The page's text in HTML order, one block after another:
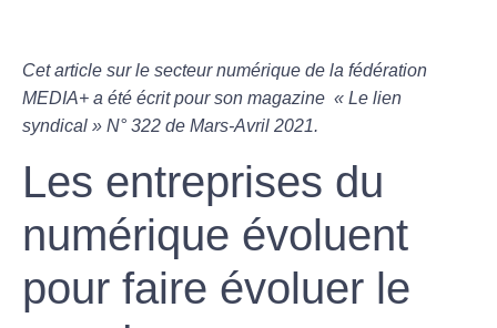
Cet article sur le secteur numérique de la fédération
MEDIA+ a été écrit pour son magazine « Le lien
syndical » N° 322 de Mars-Avril 2021.
Les entreprises du
numérique évoluent
pour faire évoluer le